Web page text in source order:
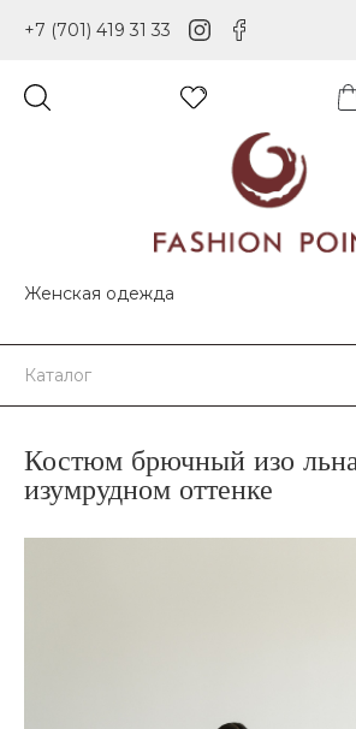
+7 (701) 419 31 33
Женская одежда
Каталог
Костюм брючный изо
изумрудном оттенке